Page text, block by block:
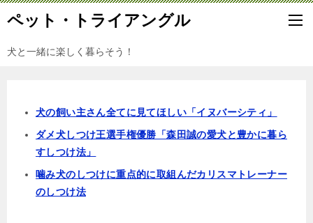
ペット・トライアングル
犬と一緒に楽しく暮らそう！
犬の飼い主さん全てに見てほしい「イヌバーシティ」
ダメ犬しつけ王選手権優勝「森田誠の愛犬と豊かに暮ら
すしつけ法」
噛み犬のしつけに重点的に取組んだカリスマトレーナー
のしつけ法